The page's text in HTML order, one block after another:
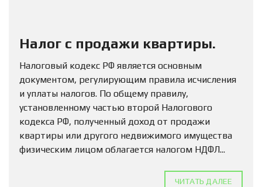
Налог с продажи квартиры.
Налоговый кодекс РФ является основным
документом, регулирующим правила исчисления
и уплаты налогов. По общему правилу,
установленному частью второй Налогового
кодекса РФ, полученный доход от продажи
квартиры или другого недвижимого имущества
физическим лицом облагается налогом НДФЛ...
ЧИТАТЬ ДАЛЕЕ